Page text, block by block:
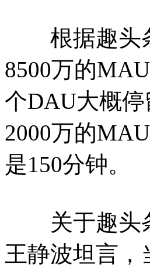
根据趣头条
8500万的
个DAU大概
2000万的
是150分钟。
关于趣头条
王静波坦言，